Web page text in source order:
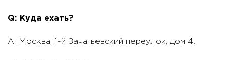
Q: Куда ехать?
A: Москва, 1-й Зачатьевский переулок, дом 4.